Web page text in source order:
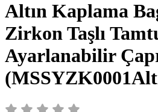
Altın Kaplama
Zirkon Taşlı
Ayarlanabilir